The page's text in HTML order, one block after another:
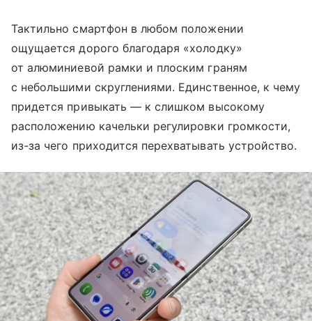
Тактильно смартфон в любом положении
ощущается дорого благодаря «холодку»
от алюминиевой рамки и плоским граням
с небольшими скруглениями. Единственное, к чему
придется привыкать — к слишком высокому
расположению качельки регулировки громкости,
из-за чего приходится перехватывать устройство.